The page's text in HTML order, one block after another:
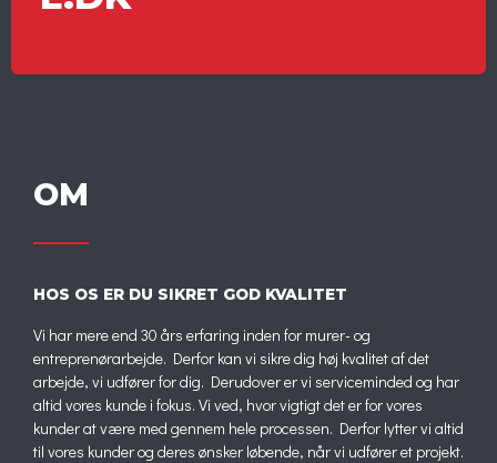
OM
HOS OS ER DU SIKRET GOD KVALITET
Vi har mere end 30 års erfaring inden for murer- og
entreprenørarbejde. Derfor kan vi sikre dig høj kvalitet af det
arbejde, vi udfører for dig. Derudover er vi serviceminded og har
altid vores kunde i fokus. Vi ved, hvor vigtigt det er for vores
kunder at være med gennem hele processen. Derfor lytter vi altid
til vores kunder og deres ønsker løbende, når vi udfører et projekt.